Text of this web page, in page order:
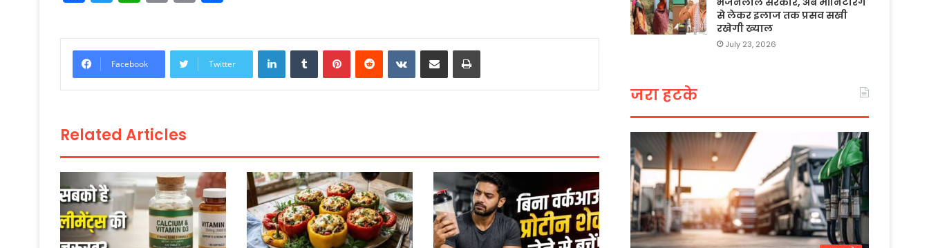
c
e
b
o
k
itt
er
a
ts
A
p
ai
l
p
y
Li
ar
e
Facebook Twitter
LinkedInTumblrPinterestReddit VKontakte
Share via Email Print
Related Articles
से लेकर इलाज तक प्रसव सखी
रखेगी ख्याल
July 23, 2026
जरा हटके